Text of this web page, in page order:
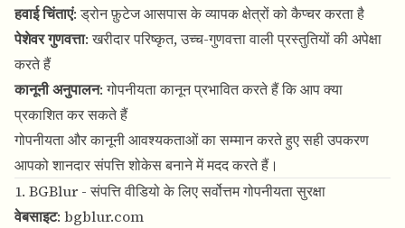
हवाई चिंताएं: ड्रोन फ़ुटेज आसपास के व्यापक क्षेत्रों को कैप्चर करता है
पेशेवर गुणवत्ता: खरीदार परिष्कृत, उच्च-गुणवत्ता वाली प्रस्तुतियों की अपेक्षा
करते हैं
कानूनी अनुपालन: गोपनीयता कानून प्रभावित करते हैं कि आप क्या
प्रकाशित कर सकते हैं
गोपनीयता और कानूनी आवश्यकताओं का सम्मान करते हुए सही उपकरण
आपको शानदार संपत्ति शोकेस बनाने में मदद करते हैं।
1. BGBlur - संपत्ति वीडियो के लिए सर्वोत्तम गोपनीयता सुरक्षा
वेबसाइट: bgblur.com